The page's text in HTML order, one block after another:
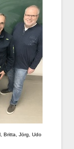
Britta, Jörg, Udo